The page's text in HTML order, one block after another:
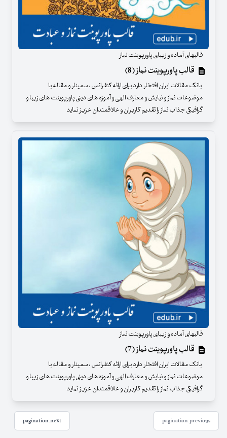
قالبهای آماده و زیبای پاورپوینت نماز
قالب پاورپوینت نماز (8)
بانک مقالات ایران افتخار دارد برای ارائه کنفرانس ، سمینار و مقاله با
موضوعات نماز و نیایش و معارف الهی و آموزه های دینی پاورپوینت های زیبا و
گرافیکی جذاب نماز را تقدیم کاربران و علاقمندان عزیز نماید
قالبهای آماده و زیبای پاورپوینت نماز
قالب پاورپوینت نماز (7)
بانک مقالات ایران افتخار دارد برای ارائه کنفرانس ، سمینار و مقاله با
موضوعات نماز و نیایش و معارف الهی و آموزه های دینی پاورپوینت های زیبا و
گرافیکی جذاب نماز را تقدیم کاربران و علاقمندان عزیز نماید
pagination.previous
pagination.next